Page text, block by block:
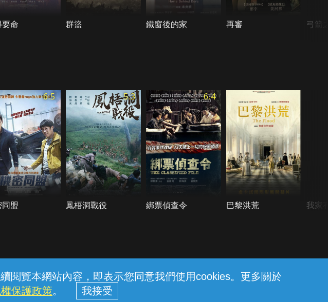
閱覽本網站內容，即表示您同意我們使用cookies。更多關於
保護政策。
要命 群盜 鐵窗後的家 再審 弓箭
6.5
盟
5.3
鳳梧洞戰役
6.4
綁票偵查令 巴黎洪荒 我家
款 隱私權保護
一編號：96979949) © 2026